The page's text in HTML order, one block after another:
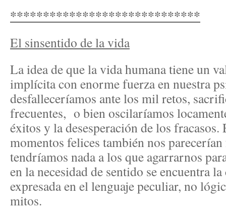
*****************************
El sinsentido de la vida
La idea de que la vida humana tiene un
implícita con enorme fuerza en nuestra
desfalleceríamos ante los mil retos,
frecuentes, o bien oscilaríamos
éxitos y la desesperación de los fracasos.
momentos felices también nos
tendríamos nada a los que agarrarnos
en la necesidad de sentido se encuentra
expresada en el lenguaje peculiar, no
mitos.